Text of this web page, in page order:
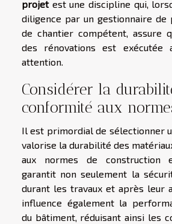
projetest une discipline qui,
diligence par un gestionnaire de
de chantier compétent, assure
des rénovations est exécutée
attention.
Considérer la
conformité aux
Il est primordial de sélectionner
valorise la durabilité des
aux normes de construction
garantit non seulement la
durant les travaux et après leur
influence également la
du bâtiment, réduisant ainsi les